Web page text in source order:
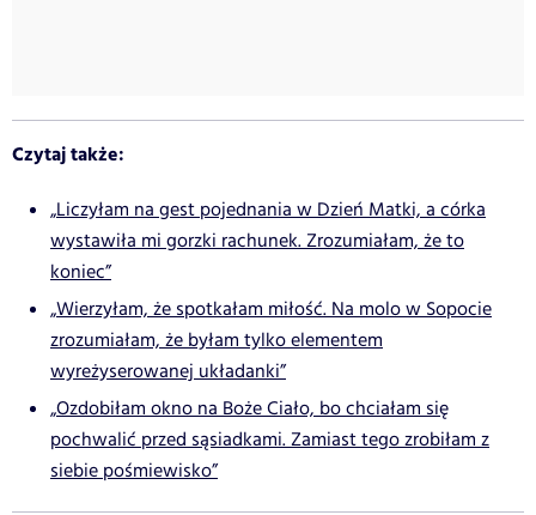
Czytaj także:
„Liczyłam na gest pojednania w Dzień Matki, a córka
wystawiła mi gorzki rachunek. Zrozumiałam, że to
koniec”
„Wierzyłam, że spotkałam miłość. Na molo w Sopocie
zrozumiałam, że byłam tylko elementem
wyreżyserowanej układanki”
„Ozdobiłam okno na Boże Ciało, bo chciałam się
pochwalić przed sąsiadkami. Zamiast tego zrobiłam z
siebie pośmiewisko”